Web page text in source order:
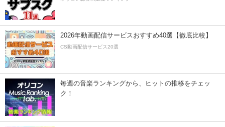
2026年動画配信サービスおすすめ40選【徹底比較】
CS動画配信サービス20選
毎週の音楽ランキングから、ヒットの推移をチェッ
ク！